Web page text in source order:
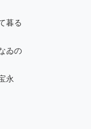
暮る
ゐの
永